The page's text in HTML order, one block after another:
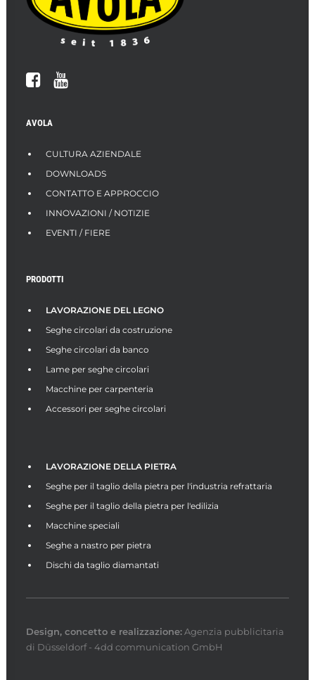
AVOLA
CULTURA AZIENDALE
DOWNLOADS
CONTATTO E APPROCCIO
INNOVAZIONI / NOTIZIE
EVENTI / FIERE
PRODOTTI
LAVORAZIONE DEL LEGNO
Seghe circolari da costruzione
Seghe circolari da banco
Lame per seghe circolari
Macchine per carpenteria
Accessori per seghe circolari
LAVORAZIONE DELLA PIETRA
Seghe per il taglio della pietra per l'industria refrattaria
Seghe per il taglio della pietra per l'edilizia
Macchine speciali
Seghe a nastro per pietra
Dischi da taglio diamantati
Design, concetto e realizzazione: Agenzia pubblicitaria
di Düsseldorf - 4dd communication GmbH